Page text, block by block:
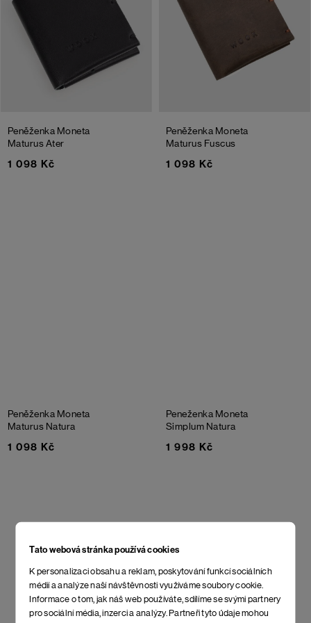
Tato webová stránka používá cookies
K personalizaci obsahu a reklam, poskytování funkcí sociálních
médií a analýze naší návštěvnosti využíváme soubory cookie.
Informace o tom, jak náš web používáte, sdílíme se svými partnery
pro sociální média, inzerci a analýzy. Partneři tyto údaje mohou
Peněženka Moneta
Maturus Ater
1 098 Kč
Peněženka Moneta
Maturus Fuscus
1 098 Kč
Peněženka Moneta
Maturus Natura
1 098 Kč
Peneženka Moneta
Simplum Natura
1 998 Kč